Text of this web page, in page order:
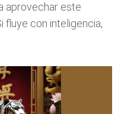
aprovechar este
fluye con inteligencia,